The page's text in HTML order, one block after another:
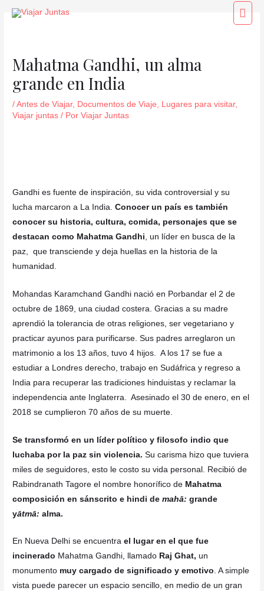
Mahatma Gandhi, un alma
grande en India
/Antes de Viajar, Documentos de Viaje, Lugares para visitar,
Viajar juntas / PorViajar Juntas
Gandhi es fuente de inspiración, su vida controversial y su
lucha marcaron a La India.Conocer un país es también
conocer su historia, cultura, comida, personajes que se
destacan como Mahatma Gandhi , un líder en busca de la
paz, que transciende y deja huellas en la historia de la
humanidad.
Mohandas Karamchand Gandhi nació en Porbandar el 2 de
octubre de 1869, una ciudad costera. Gracias a su madre
aprendió la tolerancia de otras religiones, ser vegetariano y
practicar ayunos para purificarse. Sus padres arreglaron un
matrimonio a los 13 años, tuvo 4 hijos. A los 17 se fue a
estudiar a Londres derecho, trabajo en Sudáfrica y regreso a
India para recuperar las tradiciones hinduistas y reclamar la
independencia ante Inglaterra. Asesinado el 30 de enero, en el
2018 se cumplieron 70 años de su muerte.
Se transformó en un líder político y filosofo indio que
luchaba por la paz sin violencia. Su carisma hizo que tuviera
miles de seguidores, esto le costo su vida personal. Recibió de
Rabindranath Tagore el nombre honorífico de Mahatma
composición en sánscrito e hindi demahā:grande
yātmā: alma.
En Nueva Delhi se encuentrael lugar en el que fue
incinerado Mahatma Gandhi, llamado Raj Ghat, un
monumento muy cargado de significado y emotivo. A simple
vista puede parecer un espacio sencillo, en medio de un gran
Navegación